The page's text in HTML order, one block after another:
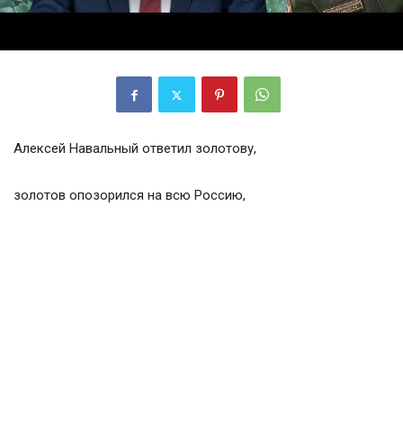
Алексей Навальный ответил золотову,
золотов опозорился на всю Россию,